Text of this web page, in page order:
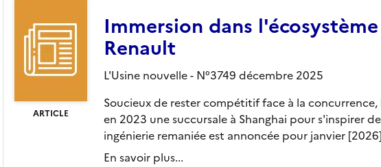
ARTICLE
Immersion dans
Renault
L'Usine nouvelle - N°3749 décembre 2025
Soucieux de rester compétitif face à la
en 2023 une succursale à Shanghai pour s'inspirer
ingénierie remaniée est annoncée pour janvier [2026]
En savoir plus...